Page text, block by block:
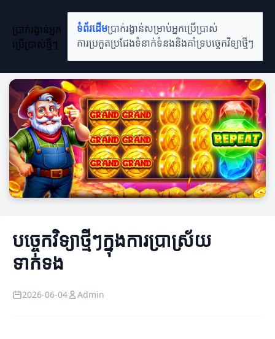
ប្រាក់រង្វាន់អ្នក
ប្រើប្រាស់ថ្មីៗ
ទំព័រដើមប្រាក់រង្វាន់សម្រាប់អ្នកប្រើប្រាស់
ការប្រកួតប្រជែងទំនាក់ទំនងនិងគាំទ្របច្ចេកវិទ្យាថ្មីៗ
បច្ចេកវិទ្យាថ្មីៗក្នុងការប្រាស្រ័យ
ទាក់ទង
2026-06-04 Admin